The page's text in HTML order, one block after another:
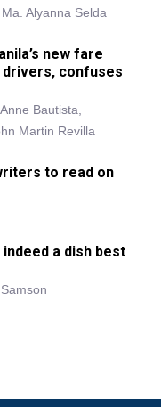
Alyanna Selda
new fare
confuses
Bautista,
Martin Revilla
to read on
a dish best